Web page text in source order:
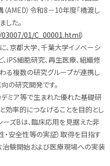
）令和8－10年度「橋渡し
した。
01/C_00001.html）
京都大学、千葉大学イノベーシ
iPS細胞研究、再生医療、組織修
る複数の研究グループが連携し
の研究開発です。
ミア等で生まれた優れた基礎研
効率的につなげることを目的とし
ズBは、臨床応用を見据えた非
安全性等の実証）取得を目指す
治験開始および医療現場への実装